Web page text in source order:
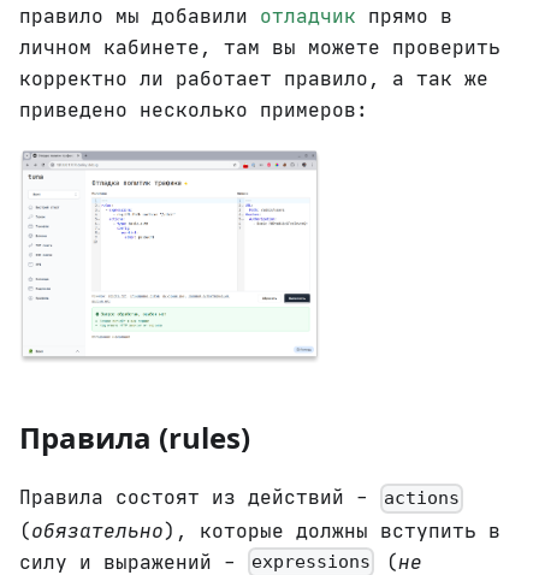
правило мы добавили отладчик прямо в
личном кабинете, там вы можете проверить
корректно ли работает правило, а так же
приведено несколько примеров:
Правила (rules)
Правила состоят из действий - actions
(обязательно), которые должны вступить в
силу и выражений -
expressions (не